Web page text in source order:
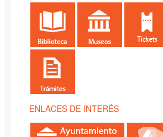
ENLACES DE INTERÉS